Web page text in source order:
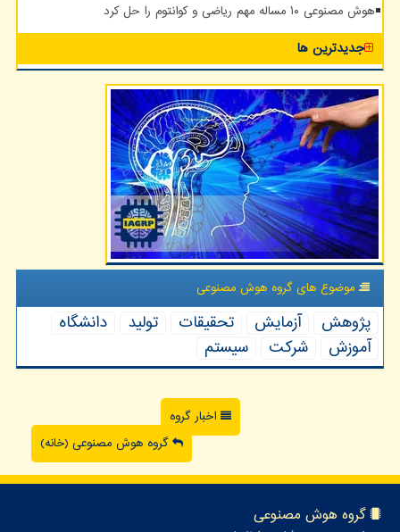
هوش مصنوعی ۱۰ مساله مهم ریاضی و کوانتوم را حل کرد
جدیدترین ها
موضوع های گروه هوش مصنوعی
پژوهش آزمایش تحقیقات تولید
دانشگاه
آموزش
شركت سیستم
اخبار گروه
گروه هوش مصنوعی (خانه)
گروه هوش مصنوعی